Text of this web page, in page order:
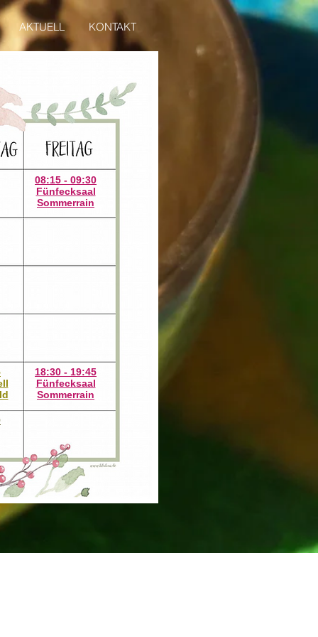
AKTUELL KONTAKT
18:30 - 19:45
Fünfecksaal
Sommerrain
08:15 - 09:30
Fünfecksaal
Sommerrain